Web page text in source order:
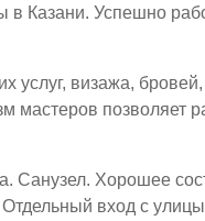
в Казани. Успешно
услуг, визажа,
мастеров позволяет
Санузел. Хорошее
вход с